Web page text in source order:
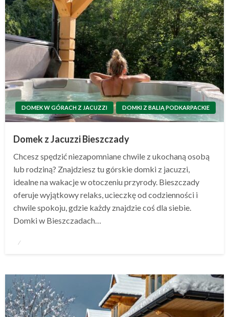
DOMEK W GÓRACH Z JACUZZI DOMKI Z BALIĄ PODKARPACKIE
Domek z Jacuzzi Bieszczady
Chcesz spędzić niezapomniane chwile z ukochaną osobą
lub rodziną? Znajdziesz tu górskie domki z jacuzzi,
idealne na wakacje w otoczeniu przyrody. Bieszczady
oferuje wyjątkowy relaks, ucieczkę od codzienności i
chwile spokoju, gdzie każdy znajdzie coś dla siebie.
Domki w Bieszczadach…
Opublikowane